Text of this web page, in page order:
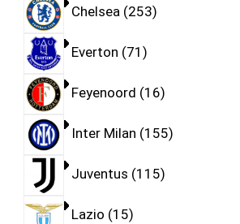
Chelsea 253
Everton 71
Feyenoord 16
Inter Milan 155
Juventus 115
Lazio 15